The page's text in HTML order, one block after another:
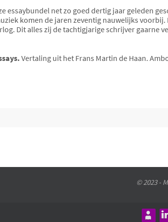
essaybundel net zo goed dertig jaar geleden
komen de jaren zeventig nauwelijks
Dit alles zij de tachtigjarige schrijver gaarne
Vertaling uit het Frans Martin de Haan.
© 2023 -